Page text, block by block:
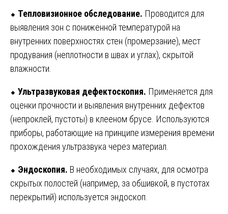
⬥ Тепловизионное обследование. Проводится для
выявления зон с пониженной температурой на
внутренних поверхностях стен (промерзание), мест
продувания (неплотности в швах и углах), скрытой
влажности.
⬥ Ультразвуковая дефектоскопия. Применяется для
оценки прочности и выявления внутренних дефектов
(непроклей, пустоты) в клееном брусе. Используются
приборы, работающие на принципе измерения времени
прохождения ультразвука через материал.
⬥ Эндоскопия. В необходимых случаях, для осмотра
скрытых полостей (например, за обшивкой, в пустотах
перекрытий) используется эндоскоп.